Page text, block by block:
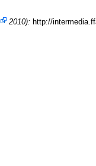
2010): http://